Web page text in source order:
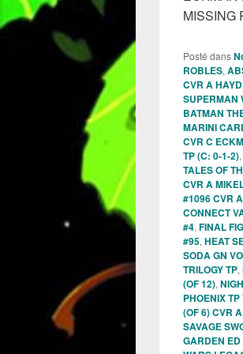
MISSING
Posté dans
ROBLES,
CVR A
SUPERMAN
BATMAN
MARINI
CVR C
TP (C: 0-1-2),
TALES OF
CVR A
#1096 CVR
CONNECT
#4, FINAL
#95, HEAT
SODA GN
TRILOGY TP,
(OF 12),
PHOENIX
(OF 6) CVR
SAVAGE
GARDEN